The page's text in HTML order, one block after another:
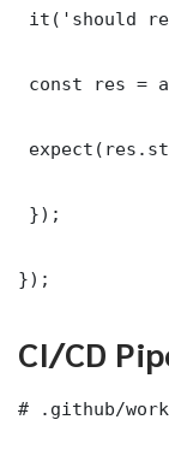
it('should
const res =
});
});
CI/CD
# .github/